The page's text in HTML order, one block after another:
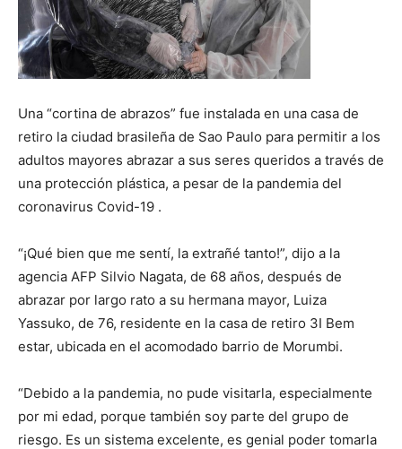
Una “cortina de abrazos” fue instalada en una casa de
retiro la ciudad brasileña de Sao Paulo para permitir a los
adultos mayores abrazar a sus seres queridos a través de
una protección plástica, a pesar de la pandemia del
coronavirus Covid-19 .
“¡Qué bien que me sentí, la extrañé tanto!”, dijo a la
agencia AFP Silvio Nagata, de 68 años, después de
abrazar por largo rato a su hermana mayor, Luiza
Yassuko, de 76, residente en la casa de retiro 3I Bem
estar, ubicada en el acomodado barrio de Morumbi.
“Debido a la pandemia, no pude visitarla, especialmente
por mi edad, porque también soy parte del grupo de
riesgo. Es un sistema excelente, es genial poder tomarla